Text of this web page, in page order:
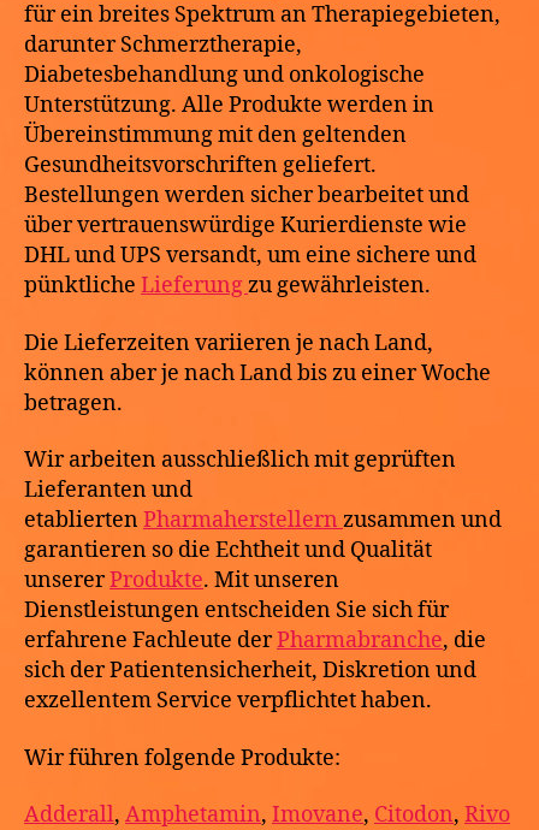
für ein breites Spektrum an Therapiegebieten,
darunter Schmerztherapie,
Diabetesbehandlung und onkologische
Unterstützung. Alle Produkte werden in
Übereinstimmung mit den geltenden
Gesundheitsvorschriften geliefert.
Bestellungen werden sicher bearbeitet und
über vertrauenswürdige Kurierdienste wie
DHL und UPS versandt, um eine sichere und
pünktliche Lieferungzu gewährleisten.
Die Lieferzeiten variieren je nach Land,
können aber je nach Land bis zu einer Woche
betragen.
Wir arbeiten ausschließlich mit geprüften
Lieferanten und
etabliertenPharmaherstellern zusammen und
garantieren so die Echtheit und Qualität
unsererProdukte. Mit unseren
Dienstleistungen entscheiden Sie sich für
erfahrene Fachleute derPharmabranche, die
sich der Patientensicherheit, Diskretion und
exzellentem Service verpflichtet haben.
Wir führen folgende Produkte:
Adderall, Amphetamin, Imovane, Citodon, Rivo